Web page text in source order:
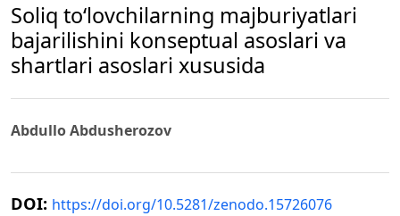
Soliq to‘lovchilarning majburiyatlari
bajarilishini konseptual asoslari va
shartlari asoslari xususida
Abdullo Abdusherozov
DOI: https://doi.org/10.5281/zenodo.15726076